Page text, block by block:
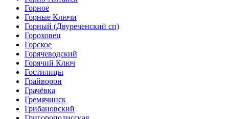
Горное
Горные Ключи
Горный (Двуреченский сп)
Гороховец
Горское
Горячеводский
Горячий Ключ
Гостилицы
Грайворон
Грачёвка
Гремячинск
Грибановский